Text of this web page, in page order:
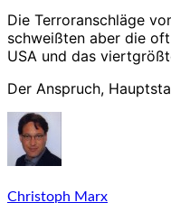
Die Terroranschläge
schweißten aber die
USA und das
Der Anspruch,
Christoph Marx